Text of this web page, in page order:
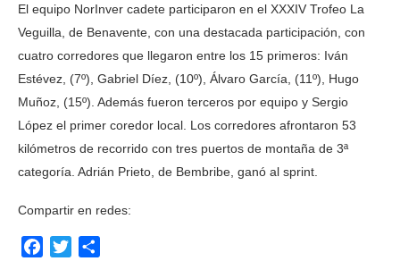
El equipo NorInver cadete participaron en el XXXIV Trofeo La
Veguilla, de Benavente, con una destacada participación, con
cuatro corredores que llegaron entre los 15 primeros: Iván
Estévez, (7º), Gabriel Díez, (10º), Álvaro García, (11º), Hugo
Muñoz, (15º). Además fueron terceros por equipo y Sergio
López el primer coredor local. Los corredores afrontaron 53
kilómetros de recorrido con tres puertos de montaña de 3ª
categoría. Adrián Prieto, de Bembribe, ganó al sprint.
Compartir en redes:
Facebook
Twitter